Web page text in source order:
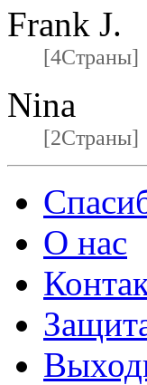
Frank J.
[4Страны]
Nina
[2Страны]
О нас